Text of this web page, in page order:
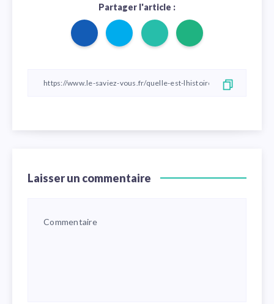
Partager l'article :
Laisser un commentaire